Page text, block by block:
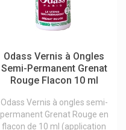
Odass Vernis à Ongles
Semi-Permanent Grenat
Rouge Flacon 10 ml
Odass Vernis à ongles semi-
permanent Grenat Rouge en
flacon de 10 ml (application